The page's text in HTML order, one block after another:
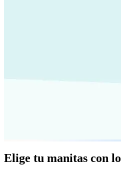
Elige tu manitas con